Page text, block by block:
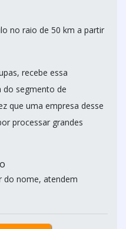
no raio de 50 km a partir
recebe essa
do segmento de
que uma empresa desse
processar grandes
do nome, atendem